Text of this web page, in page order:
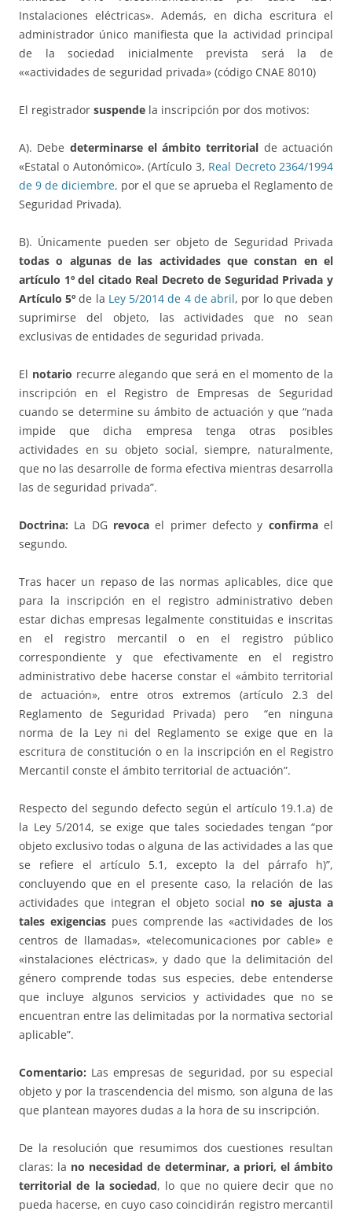
Instalaciones eléctricas». Además, en dicha escritura el
administrador único manifiesta que la actividad principal
de la sociedad inicialmente prevista será la de
««actividades de seguridad privada» (código CNAE 8010)
El registrador suspende la inscripción por dos motivos:
A). Debe determinarse el ámbito territorial de actuación
«Estatal o Autonómico». (Artículo 3, Real Decreto 2364/1994
de 9 de diciembre, por el que se aprueba el Reglamento de
Seguridad Privada).
B). Únicamente pueden ser objeto de Seguridad Privada
todas o algunas de las actividades que constan en el
artículo 1º del citado Real Decreto de Seguridad Privada y
Artículo 5º de la Ley 5/2014 de 4 de abril, por lo que deben
suprimirse del objeto, las actividades que no sean
exclusivas de entidades de seguridad privada.
El notario recurre alegando que será en el momento de la
inscripción en el Registro de Empresas de Seguridad
cuando se determine su ámbito de actuación y que “nada
impide que dicha empresa tenga otras posibles
actividades en su objeto social, siempre, naturalmente,
que no las desarrolle de forma efectiva mientras desarrolla
las de seguridad privada”.
Doctrina: La DG revoca el primer defecto y confirmael
segundo.
Tras hacer un repaso de las normas aplicables, dice que
para la inscripción en el registro administrativo deben
estar dichas empresas legalmente constituidas e inscritas
en el registro mercantil o en el registro público
correspondiente y que efectivamente en el registro
administrativo debe hacerse constar el «ámbito territorial
de actuación», entre otros extremos (artículo 2.3 del
Reglamento de Seguridad Privada) pero “en ninguna
norma de la Ley ni del Reglamento se exige que en la
escritura de constitución o en la inscripción en el Registro
Mercantil conste el ámbito territorial de actuación”.
Respecto del segundo defecto según el artículo 19.1.a) de
la Ley 5/2014, se exige que tales sociedades tengan “por
objeto exclusivo todas o alguna de las actividades a las que
se refiere el artículo 5.1, excepto la del párrafo h)”,
concluyendo que en el presente caso, la relación de las
actividades que integran el objeto social no se ajusta a
tales exigenciaspues comprende las «actividades de los
centros de llamadas», «telecomunicaciones por cable» e
«instalaciones eléctricas», y dado que la delimitación del
género comprende todas sus especies, debe entenderse
que incluye algunos servicios y actividades que no se
encuentran entre las delimitadas por la normativa sectorial
aplicable”.
Comentario: Las empresas de seguridad, por su especial
objeto y por la trascendencia del mismo, son alguna de las
que plantean mayores dudas a la hora de su inscripción.
De la resolución que resumimos dos cuestiones resultan
claras: la no necesidad de determinar, a priori, el ámbito
territorial de la sociedad, lo que no quiere decir que no
pueda hacerse, en cuyo caso coincidirán registro mercantil